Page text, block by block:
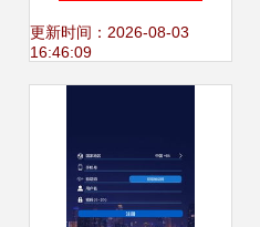
长康复的趣味语训
更新时间：2026-08-03
16:46:09